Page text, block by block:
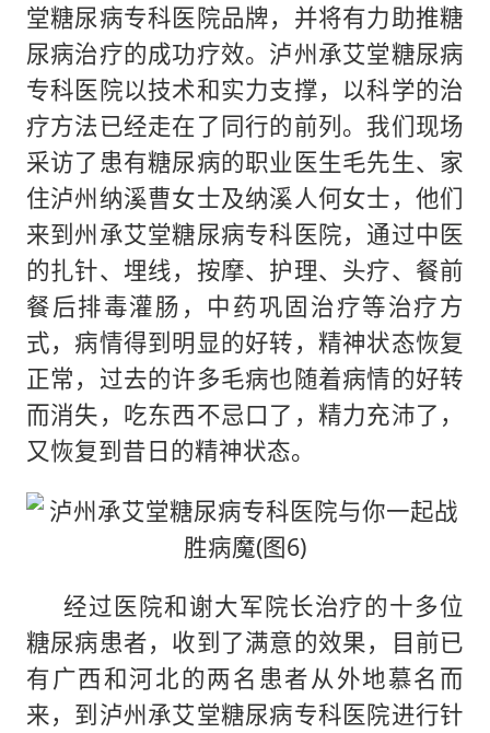
堂糖尿病专科医院品牌，并将有力助推糖
尿病治疗的成功疗效。泸州承艾堂糖尿病
专科医院以技术和实力支撑，以科学的治
疗方法已经走在了同行的前列。我们现场
采访了患有糖尿病的职业医生毛先生、家
住泸州纳溪曹女士及纳溪人何女士，他们
来到州承艾堂糖尿病专科医院，通过中医
的扎针、埋线，按摩、护理、头疗、餐前
餐后排毒灌肠，中药巩固治疗等治疗方
式，病情得到明显的好转，精神状态恢复
正常，过去的许多毛病也随着病情的好转
而消失，吃东西不忌口了，精力充沛了，
又恢复到昔日的精神状态。
经过医院和谢大军院长治疗的十多位
糖尿病患者，收到了满意的效果，目前已
有广西和河北的两名患者从外地慕名而
来，到泸州承艾堂糖尿病专科医院进行针